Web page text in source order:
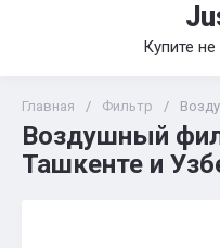
Купите
Главная / Фильтр /
Воздушный
Ташкенте и